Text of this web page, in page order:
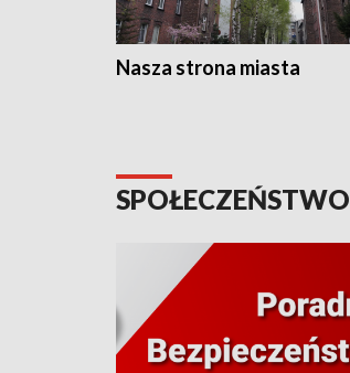
Nasza strona miasta
SPOŁECZEŃSTWO